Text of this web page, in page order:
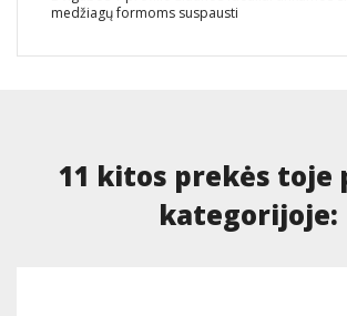
medžiagų formoms suspausti
11 kitos prekės toje
kategorijoje: